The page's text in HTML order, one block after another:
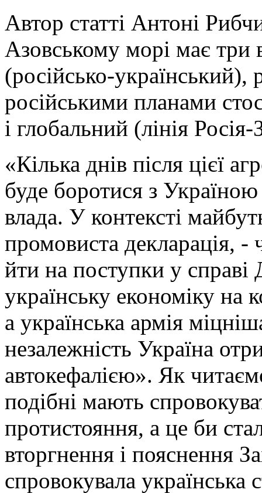
Автор статті Антоні
Азовському морі має три
(російсько-український),
російськими планами
і глобальний (лінія Росія-
«Кілька днів після цієї
буде боротися з
влада. У контексті
промовиста декларація,
йти на поступки у справі
українську економіку на
а українська армія
незалежність Україна
автокефалією». Як
подібні мають
протистояння, а це би
вторгнення і пояснення
спровокувала українська